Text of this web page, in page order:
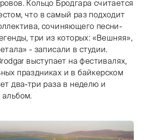
Кольцо Бродгара считается
что в самый раз подходит
сочиняющего песни-
три из которых: «Вешняя»,
- записали в студии.
выступает на фестивалях,
праздниках и в байкерском
два-три раза в неделю и
альбом.